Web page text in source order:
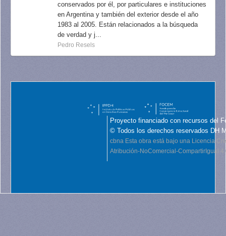
conservados por él, por particulares e instituciones
en Argentina y también del exterior desde el año
1983 al 2005. Están relacionados a la búsqueda
de verdad y j...
Pedro Resels
Proyecto financiado con recursos del
© Todos los derechos reservados DH
cbna Esta obra está bajo una Licencia
Atribución-NoComercial-CompartirIgual